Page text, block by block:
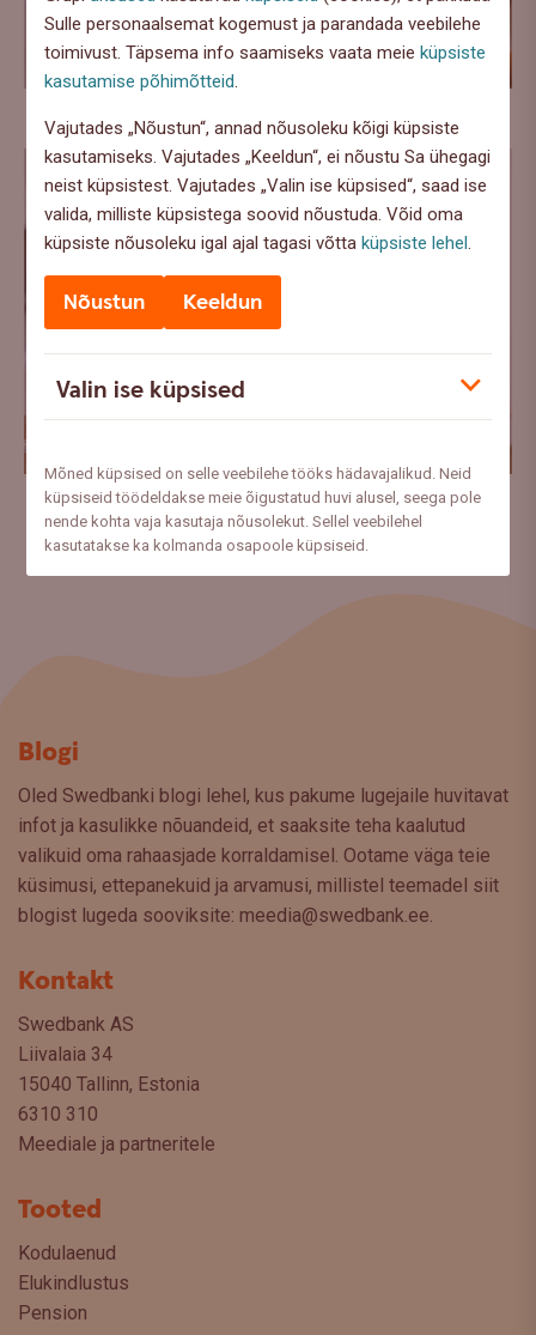
Sulle personaalsemat kogemust ja parandada veebilehe
toimivust. Täpsema info saamiseks vaata meieküpsiste
kasutamise põhimõtteid
Vajutades „Nõustun“, annad nõusoleku kõigi küpsiste
kasutamiseks. Vajutades „Keeldun“, ei nõustu Sa ühegagi
neist küpsistest. Vajutades „Valin ise küpsised“, saad ise
valida, milliste küpsistega soovid nõustuda. Võid oma
küpsiste nõusoleku igal ajal tagasi võttaküpsiste lehel
Nõustun Keeldun
Valin ise küpsised
Mõned küpsised on selle veebilehe tööks hädavajalikud. Neid
küpsiseid töödeldakse meie õigustatud huvi alusel, seega pole
nende kohta vaja kasutaja nõusolekut. Sellel veebilehel
kasutatakse ka kolmanda osapoole küpsiseid.
Laadi alla
Blogi
Oled Swedbanki blogi lehel, kus pakume lugejaile huvitavat
infot ja kasulikke nõuandeid, et saaksite teha kaalutud
valikuid oma rahaasjade korraldamisel. Ootame väga teie
küsimusi, ettepanekuid ja arvamusi, millistel teemadel siit
blogist lugeda sooviksite: meedia@swedbank.ee.
Kontakt
Swedbank AS
Liivalaia 34
15040 Tallinn, Estonia
6310 310
Meediale ja partneritele
Tooted
Kodulaenud
Elukindlustus
Pension